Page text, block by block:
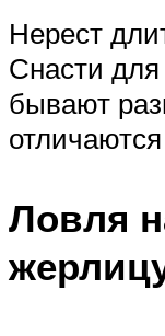
Нерест
Снасти
бывают
Ловля